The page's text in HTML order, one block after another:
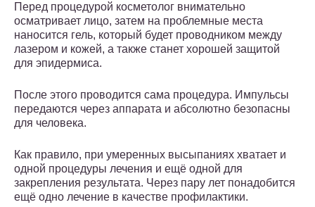
Перед процедурой косметолог внимательно
осматривает лицо, затем на проблемные места
наносится гель, который будет проводником между
лазером и кожей, а также станет хорошей защитой
для эпидермиса.
После этого проводится сама процедура. Импульсы
передаются через аппарата и абсолютно безопасны
для человека.
Как правило, при умеренных высыпаниях хватает и
одной процедуры лечения и ещё одной для
закрепления результата. Через пару лет понадобится
ещё одно лечение в качестве профилактики.